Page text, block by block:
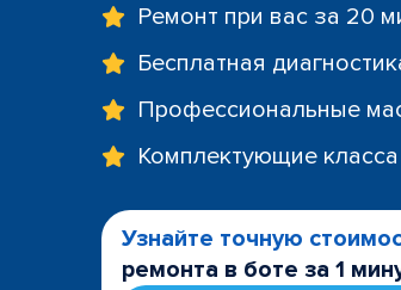
Ремонт при вас за 20
Бесплатная
Профессиональные
Комплектующие
Узнайте точную
ремонта в боте за 1